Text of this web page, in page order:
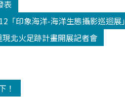
表
「印象海洋-海洋生態攝影巡迴展」
現北火足跡計畫開展記者會
！